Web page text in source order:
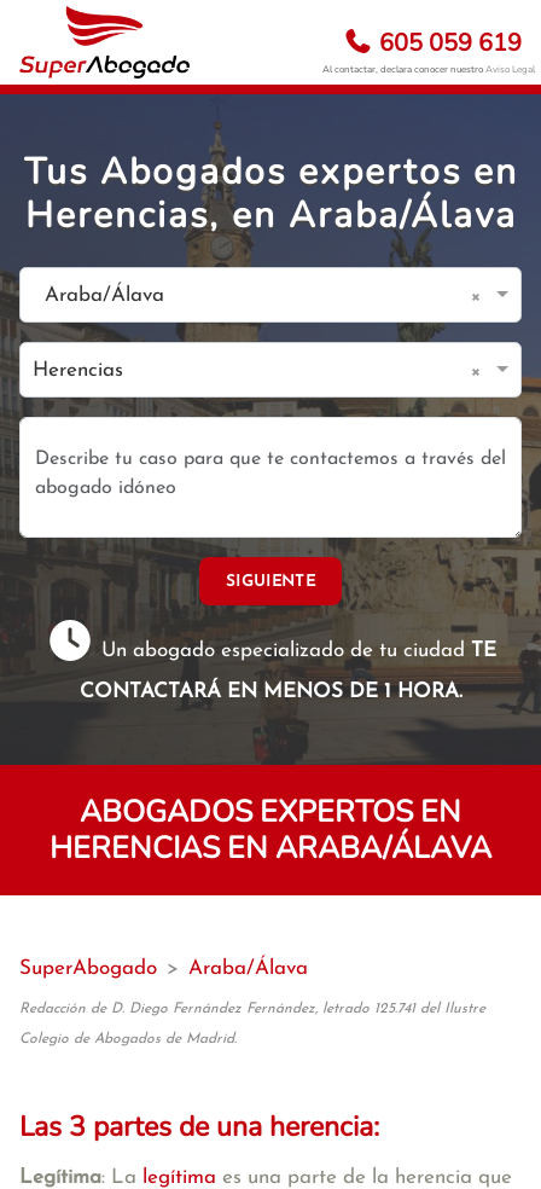
605 059 619
Al contactar, declara conocer nuestroAviso Legal
Tus Abogados expertos en
Herencias, en Araba/Álava
Araba/Álava ×
Herencias ×
SIGUIENTE
Un abogado especializado de tu ciudad TE
CONTACTARÁ EN MENOS DE 1 HORA.
ABOGADOS EXPERTOS EN
HERENCIAS EN ARABA/ÁLAVA
SuperAbogado > Araba/Álava
Redacción de D. Diego Fernández Fernández, letrado 125.741 del Ilustre
Colegio de Abogados de Madrid.
Las 3 partes de una herencia:
Legítima: La legítima es una parte de la herencia que